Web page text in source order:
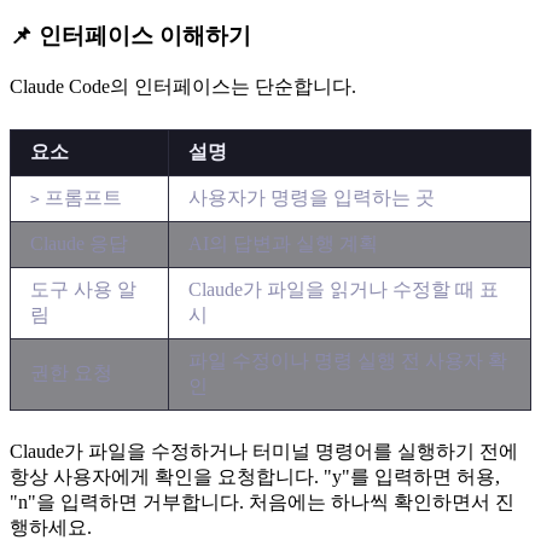
📌 인터페이스 이해하기
Claude Code의 인터페이스는 단순합니다.
요소 설명
> 프롬프트 사용자가 명령을 입력하는 곳
Claude 응답 AI의 답변과 실행 계획
도구 사용 알
림
Claude가 파일을 읽거나 수정할 때 표
시
권한 요청
파일 수정이나 명령 실행 전 사용자 확
인
Claude가 파일을 수정하거나 터미널 명령어를 실행하기 전에
항상 사용자에게 확인을 요청합니다. "y"를 입력하면 허용,
"n"을 입력하면 거부합니다. 처음에는 하나씩 확인하면서 진
행하세요.